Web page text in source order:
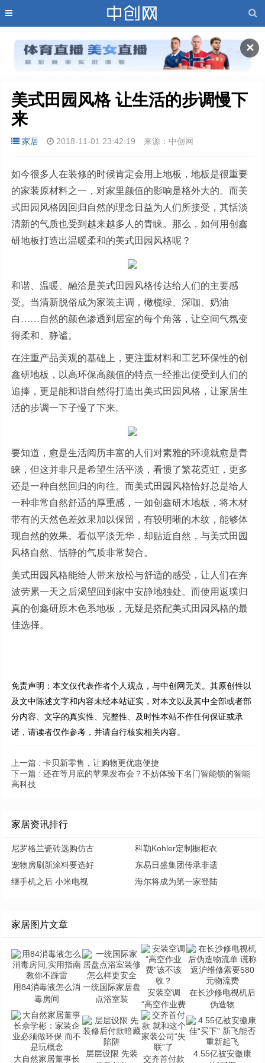
✕
美式田园风格 让生活的步调慢下
来
家居 2018-11-01 23:42:19 来源：中创网
如今很多人在装修的时候肯定会用上地板，地板是很重要
的家装原材料之一，对家里颜值的影响是格外大的。而美
式田园风格因回归自然的理念日益为人们所接受，其恬淡
清新的气质也受到越来越多人的青睐。那么，如何用创鑫
研地板打造出温暖柔和的美式田园风格呢？
和谐、温暖、融洽是美式田园风格传达给人们的主要感
受。当清新脱俗成为家装主调，橄榄绿、深咖、奶油
白……自然的颜色渗透到居室的每个角落，让空间气氛变
得柔和、静谧。
在注重产品美观的基础上，更注重材料和工艺环保性的创
鑫研地板，以高环保高颜值的特点一经推出便受到人们的
追捧，更是能和谐自然得打造出美式田园风格，让家居生
活的步调一下子慢了下来。
要知道，愈是生活阅历丰富的人们对素雅的环境就愈是青
睐，但这并非只是希望生活平淡，看惯了繁花霓虹，更多
还是一种自然回归的向往。而美式田园风格恰好总是给人
一种非常自然舒适的厚重感，一如创鑫研木地板，将木材
带有的天然色差效果加以保留，有较明晰的木纹，能够体
现自然的效果。看似平淡无华，却贴近自然，与美式田园
风格自然、恬静的气质非常契合。
美式田园风格能给人带来放松与舒适的感受，让人们在奔
波劳累一天之后渴望回到家中安静地独处。而使用返璞归
真的创鑫研原木色系地板，无疑是搭配美式田园风格的最
佳选择。
免责声明：本文仅代表作者个人观点，与中创网无关。其原创性以
及文中陈述文字和内容未经本站证实，对本文以及其中全部或者部
分内容、文字的真实性、完整性、及时性本站不作任何保证或承
诺，请读者仅作参考，并请自行核实相关内容。
上一篇 : 卡贝新零售，让购物更优惠便捷
下一篇 : 还在等月底的苹果发布会？不妨体验下名门智能锁的智能
高科技
家居资讯排行
尼罗格兰瓷砖选购仿古
科勒Kohler定制橱柜衣
宠物房刷新涂料要选好
东易日盛集团传承非遗
继手机之后 小米电视
海尔将成为第一家登陆
家居图片文章
用84消毒液怎么消
毒房间
一统国际家居盘
点浴室装
安装空调
“高空作业费
在长沙修电视机后
伪造物
大自然家居董事长
层层设限 先装
交齐首付款
4.55亿被安徽康